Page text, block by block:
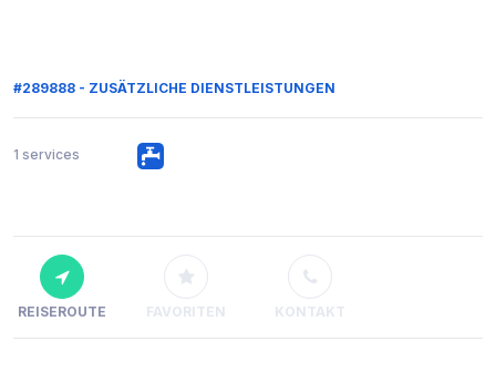
#289888 - ZUSÄTZLICHE DIENSTLEISTUNGEN
1 services
REISEROUTE FAVORITEN KONTAKT